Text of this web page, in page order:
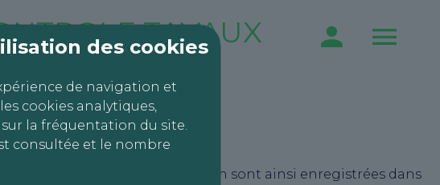
des cookies
de navigation et
cookies analytiques,
la fréquentation du site.
consultée et le nombre
TAVAUX
relatives à votre navigation sont ainsi enregistrées dans